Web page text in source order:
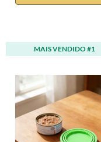
MAIS VENDIDO #1